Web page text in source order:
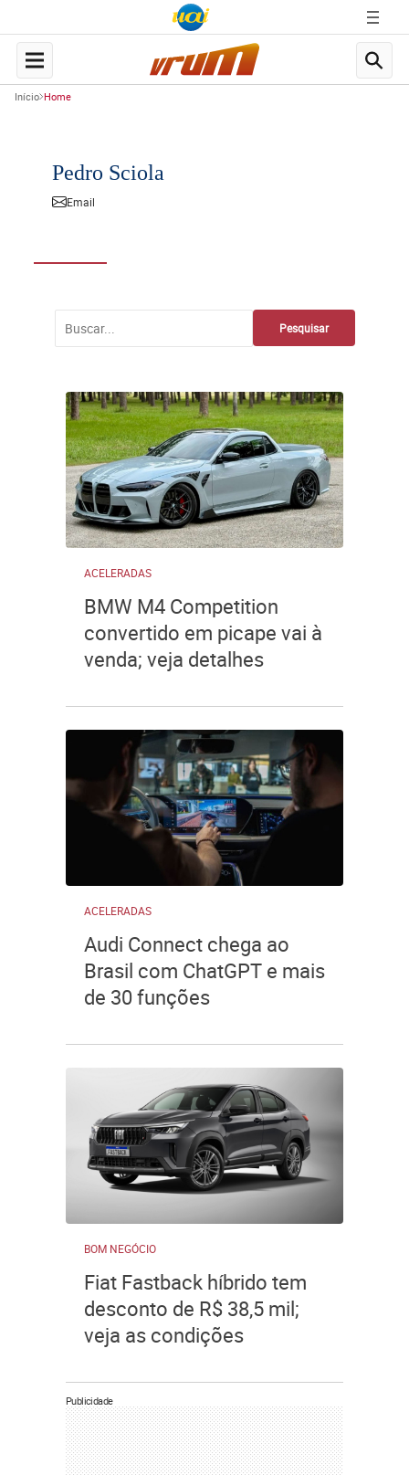
Início Home
Pedro Sciola
Email
ACELERADAS
BMW M4 Competition
convertido em picape vai à
venda; veja detalhes
ACELERADAS
Audi Connect chega ao
Brasil com ChatGPT e mais
de 30 funções
BOM NEGÓCIO
Fiat Fastback híbrido tem
desconto de R$ 38,5 mil;
veja as condições
Publicidade